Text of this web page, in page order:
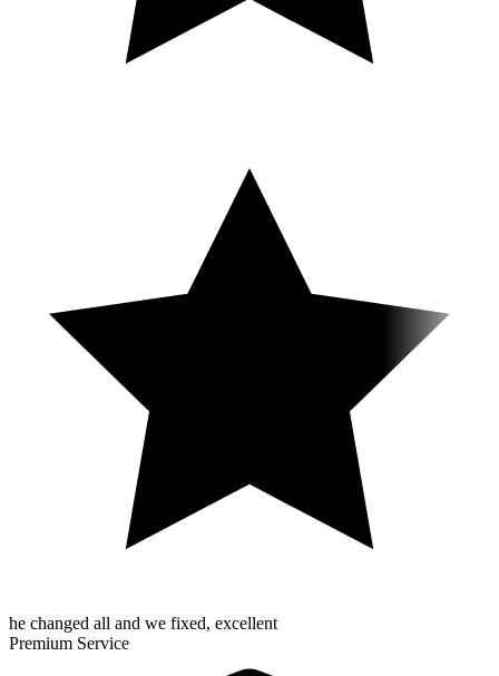
he changed all and we fixed, excellent
Premium Service